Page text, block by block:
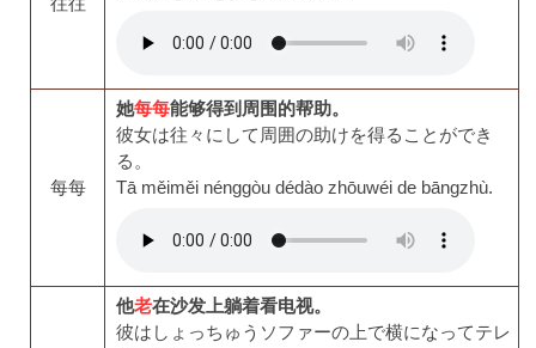
每每
她每每能够得到周围的帮助。
彼女は往々にして周囲の助けを得ることができ
る。
Tā měiměi nénggòu dédào zhōuwéi de bāngzhù.
他老在沙发上躺着看电视。
彼はしょっちゅうソファーの上で横になってテレ